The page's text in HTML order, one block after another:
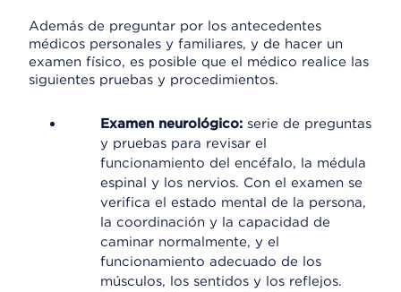
Además de preguntar por los antecedentes
médicos personales y familiares, y de hacer un
examen físico, es posible que el médico realice las
siguientes pruebas y procedimientos.
Examen neurológico: serie de preguntas
y pruebas para revisar el
funcionamiento del encéfalo, la médula
espinal y los nervios. Con el examen se
verifica el estado mental de la persona,
la coordinación y la capacidad de
caminar normalmente, y el
funcionamiento adecuado de los
músculos, los sentidos y los reflejos.